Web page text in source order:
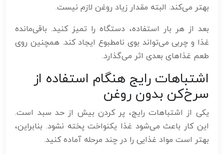
بهتر می‌کند. البته مقدار زیاد روغن لازم نیست.
بعد از هر بار استفاده، دستگاه را تمیز کنید. باقی‌مانده
غذا و چربی می‌تواند بوی نامطبوع ایجاد کند. همچنین روی
طعم غذاهای بعدی اثر می‌گذارد.
اشتباهات رایج هنگام استفاده از
سرخ‌کن بدون روغن
یکی از اشتباهات رایج، پر کردن بیش از حد سبد است.
این کار باعث می‌شود غذا یکنواخت پخته نشود. بنابراین،
بهتر است مواد غذایی را در چند مرحله آماده کنید.